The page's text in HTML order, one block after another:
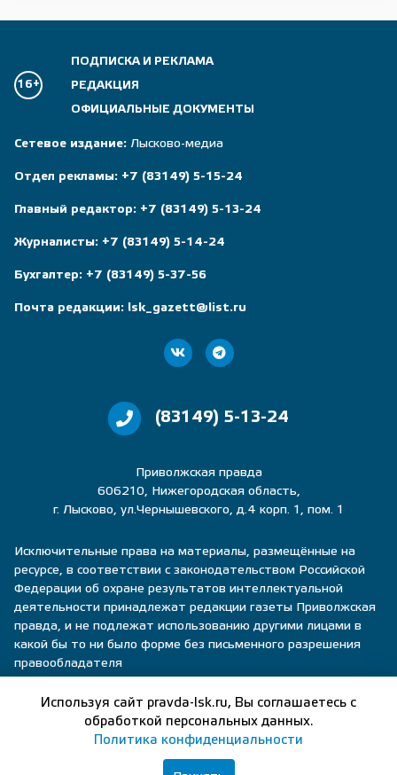
16+
ПОДПИСКА И РЕКЛАМА
РЕДАКЦИЯ
ОФИЦИАЛЬНЫЕ ДОКУМЕНТЫ
Сетевое издание: Лысково-медиа
Отдел рекламы: +7 (83149) 5-15-24
Главный редактор: +7 (83149) 5-13-24
Журналисты: +7 (83149) 5-14-24
Бухгалтер: +7 (83149) 5-37-56
Почта редакции: lsk_gazett@list.ru
(83149) 5-13-24
Приволжская правда
606210, Нижегородская область,
г. Лысково, ул.Чернышевского, д.4 корп. 1, пом. 1
Исключительные права на материалы, размещённые на
ресурсе, в соответствии с законодательством Российской
Федерации об охране результатов интеллектуальной
деятельности принадлежат редакции газеты Приволжская
правда, и не подлежат использованию другими лицами в
какой бы то ни было форме без письменного разрешения
правообладателя
Политика конфиденциальности
Пользовательское соглашение
Используя сайт pravda-lsk.ru, Вы соглашаетесь с
обработкой персональных данных.
Политика конфиденциальности